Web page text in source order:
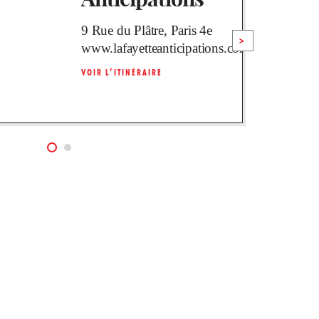
9 Rue du Plâtre, Paris 4e
www.lafayetteanticipations.com/fr
VOIR L’ITINÉRAIRE
>